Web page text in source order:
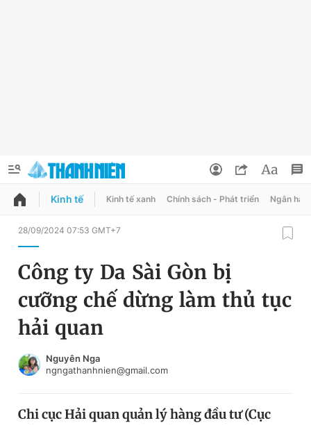
QUẢNG CÁO
Chuyên mục
Chuyên mục khác
Chào ngày mới
Đổi mật khẩu
Tin đã lưu
Tin đã xem
Đăng xuất
Kinh tế Kinh tế xanh Chính sách - Phát triển Ngân
28/09/2024 07:53 GMT+7
Công ty Da Sài Gòn bị
cưỡng chế dừng làm thủ tục
hải quan
Nguyên Nga
ngngathanhnien@gmail.com
Chi cục Hải quan quản lý hàng đầu tư (Cục